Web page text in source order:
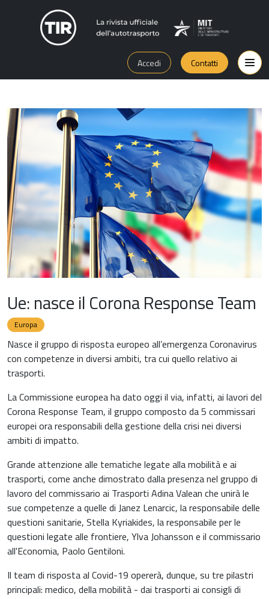
Accedi Contatti
Ue: nasce il Corona Response Team
Europa
Nasce il gruppo di risposta europeo all’emergenza Coronavirus
con competenze in diversi ambiti, tra cui quello relativo ai
trasporti.
La Commissione europea ha dato oggi il via, infatti, ai lavori del
Corona Response Team, il gruppo composto da 5 commissari
europei ora responsabili della gestione della crisi nei diversi
ambiti di impatto.
Grande attenzione alle tematiche legate alla mobilità e ai
trasporti, come anche dimostrato dalla presenza nel gruppo di
lavoro del commissario ai Trasporti Adina Valean che unirà le
sue competenze a quelle di Janez Lenarcic, la responsabile delle
questioni sanitarie, Stella Kyriakides, la responsabile per le
questioni legate alle frontiere, Ylva Johansson e il commissario
all'Economia, Paolo Gentiloni.
Il team di risposta al Covid-19 opererà, dunque, su tre pilastri
principali: medico, della mobilità - dai trasporti ai consigli di